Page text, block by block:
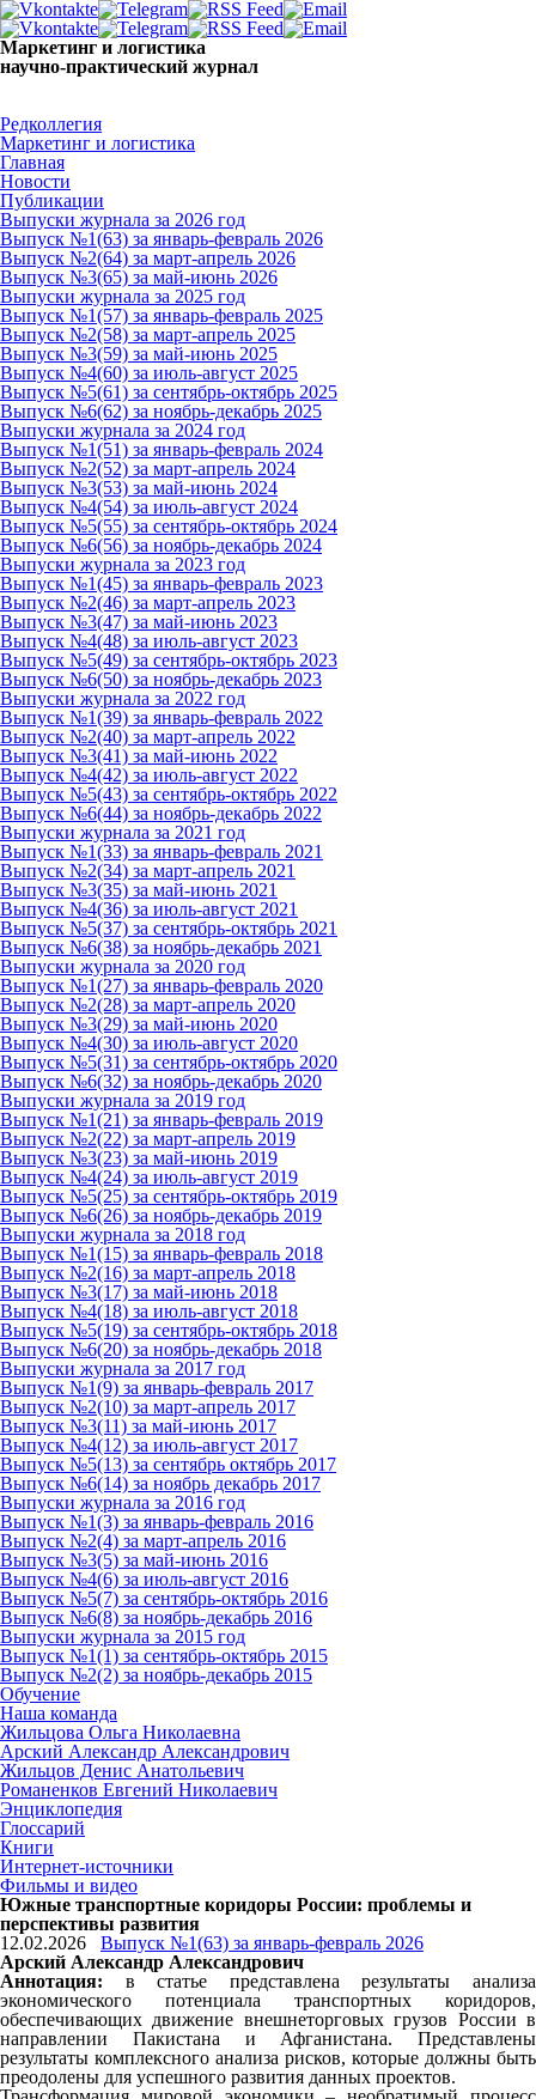
Маркетинг и логистика
научно-практический журнал
Редколлегия
Маркетинг и логистика
Главная
Новости
Публикации
Выпуски журнала за 2026 год
Выпуск №1(63) за январь-февраль 2026
Выпуск №2(64) за март-апрель 2026
Выпуск №3(65) за май-июнь 2026
Выпуски журнала за 2025 год
Выпуск №1(57) за январь-февраль 2025
Выпуск №2(58) за март-апрель 2025
Выпуск №3(59) за май-июнь 2025
Выпуск №4(60) за июль-август 2025
Выпуск №5(61) за сентябрь-октябрь 2025
Выпуск №6(62) за ноябрь-декабрь 2025
Выпуски журнала за 2024 год
Выпуск №1(51) за январь-февраль 2024
Выпуск №2(52) за март-апрель 2024
Выпуск №3(53) за май-июнь 2024
Выпуск №4(54) за июль-август 2024
Выпуск №5(55) за сентябрь-октябрь 2024
Выпуск №6(56) за ноябрь-декабрь 2024
Выпуски журнала за 2023 год
Выпуск №1(45) за январь-февраль 2023
Выпуск №2(46) за март-апрель 2023
Выпуск №3(47) за май-июнь 2023
Выпуск №4(48) за июль-август 2023
Выпуск №5(49) за сентябрь-октябрь 2023
Выпуск №6(50) за ноябрь-декабрь 2023
Выпуски журнала за 2022 год
Выпуск №1(39) за январь-февраль 2022
Выпуск №2(40) за март-апрель 2022
Выпуск №3(41) за май-июнь 2022
Выпуск №4(42) за июль-август 2022
Выпуск №5(43) за сентябрь-октябрь 2022
Выпуск №6(44) за ноябрь-декабрь 2022
Выпуски журнала за 2021 год
Выпуск №1(33) за январь-февраль 2021
Выпуск №2(34) за март-апрель 2021
Выпуск №3(35) за май-июнь 2021
Выпуск №4(36) за июль-август 2021
Выпуск №5(37) за сентябрь-октябрь 2021
Выпуск №6(38) за ноябрь-декабрь 2021
Выпуски журнала за 2020 год
Выпуск №1(27) за январь-февраль 2020
Выпуск №2(28) за март-апрель 2020
Выпуск №3(29) за май-июнь 2020
Выпуск №4(30) за июль-август 2020
Выпуск №5(31) за сентябрь-октябрь 2020
Выпуск №6(32) за ноябрь-декабрь 2020
Выпуски журнала за 2019 год
Выпуск №1(21) за январь-февраль 2019
Выпуск №2(22) за март-апрель 2019
Выпуск №3(23) за май-июнь 2019
Выпуск №4(24) за июль-август 2019
Выпуск №5(25) за сентябрь-октябрь 2019
Выпуск №6(26) за ноябрь-декабрь 2019
Выпуски журнала за 2018 год
Выпуск №1(15) за январь-февраль 2018
Выпуск №2(16) за март-апрель 2018
Выпуск №3(17) за май-июнь 2018
Выпуск №4(18) за июль-август 2018
Выпуск №5(19) за сентябрь-октябрь 2018
Выпуск №6(20) за ноябрь-декабрь 2018
Выпуски журнала за 2017 год
Выпуск №1(9) за январь-февраль 2017
Выпуск №2(10) за март-апрель 2017
Выпуск №3(11) за май-июнь 2017
Выпуск №4(12) за июль-август 2017
Выпуск №5(13) за сентябрь октябрь 2017
Выпуск №6(14) за ноябрь декабрь 2017
Выпуски журнала за 2016 год
Выпуск №1(3) за январь-февраль 2016
Выпуск №2(4) за март-апрель 2016
Выпуск №3(5) за май-июнь 2016
Выпуск №4(6) за июль-август 2016
Выпуск №5(7) за сентябрь-октябрь 2016
Выпуск №6(8) за ноябрь-декабрь 2016
Выпуски журнала за 2015 год
Выпуск №1(1) за сентябрь-октябрь 2015
Выпуск №2(2) за ноябрь-декабрь 2015
Обучение
Наша команда
Жильцова Ольга Николаевна
Арский Александр Александрович
Жильцов Денис Анатольевич
Романенков Евгений Николаевич
Энциклопедия
Глоссарий
Книги
Интернет-источники
Фильмы и видео
Южные транспортные коридоры России: проблемы и
перспективы развития
12.02.2026
Выпуск №1(63) за январь-февраль 2026
Арский Александр Александрович
Аннотация: в статье представлена результаты анализа
экономического потенциала транспортных коридоров,
обеспечивающих движение внешнеторговых грузов России в
направлении Пакистана и Афганистана. Представлены
результаты комплексного анализа рисков, которые должны быть
преодолены для успешного развития данных проектов.